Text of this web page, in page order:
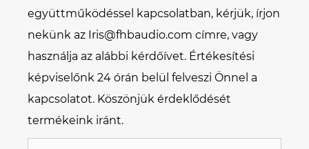
együttműködéssel kapcsolatban, kérjük, írjon
nekünk az Iris@fhbaudio.com címre, vagy
használja az alábbi kérdőívet. Értékesítési
képviselőnk 24 órán belül felveszi Önnel a
kapcsolatot. Köszönjük érdeklődését
termékeink iránt.